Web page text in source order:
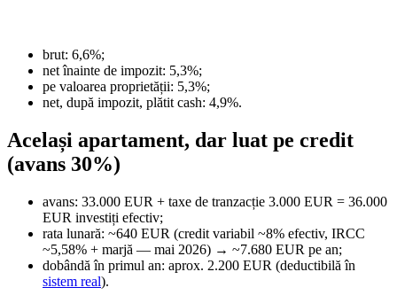
brut: 6,6%;
net înainte de impozit: 5,3%;
pe valoarea proprietății: 5,3%;
net, după impozit, plătit cash: 4,9%.
Același apartament, dar luat pe credit
(avans 30%)
avans: 33.000 EUR + taxe de tranzacție 3.000 EUR = 36.000
EUR investiți efectiv;
rata lunară: ~640 EUR (credit variabil ~8% efectiv, IRCC
~5,58% + marjă — mai 2026) → ~7.680 EUR pe an;
dobândă în primul an: aprox. 2.200 EUR (deductibilă în
sistem real).